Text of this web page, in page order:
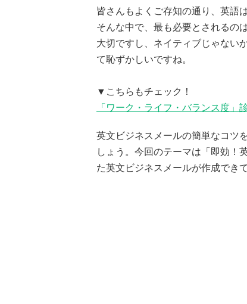
皆さんもよくご存知の通り、英語
そんな中で、最も必要とされるの
大切ですし、ネイティブじゃない
て恥ずかしいですね。
▼こちらもチェック！
「ワーク・ライフ・バランス度」
英文ビジネスメールの簡単なコツ
しょう。今回のテーマは「即効！
た英文ビジネスメールが作成でき